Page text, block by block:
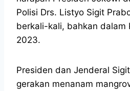
Polisi Drs. Listyo Sigit
berkali-kali, bahkan dalam
2023.
Presiden dan Jenderal
gerakan menanam